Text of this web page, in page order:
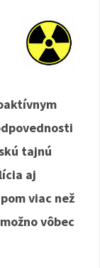
k
b
e
tajnú
aj
viac než
vôbec